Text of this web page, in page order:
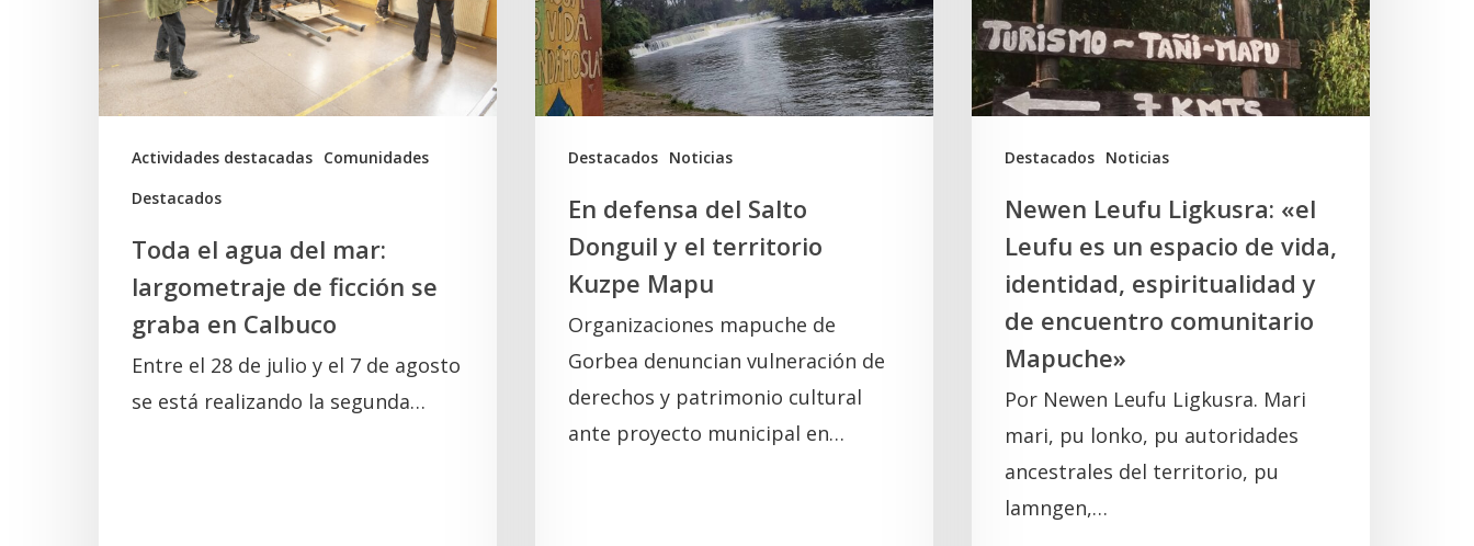
Actividades destacadas Comunidades
Destacados
mar:
largometraje
de
ficción
graba
Calbuco
Toda el agua del mar:
largometraje de ficción se
graba en Calbuco
Entre el 28 de julio y el 7 de agosto
se está realizando la segunda…
Destacados Noticias
Donguil
y
el
territorio
Kuzpe
En defensa del Salto
Donguil y el territorio
Kuzpe Mapu
Organizaciones mapuche de
Gorbea denuncian vulneración de
derechos y patrimonio cultural
ante proyecto municipal en…
Destacados Noticias
Leufu
es
un
espacio
identidad,
espiritualidad
encuentro
comunitario
Mapuche»
Newen Leufu Ligkusra: «el
Leufu es un espacio de vida,
identidad, espiritualidad y
de encuentro comunitario
Mapuche»
Por Newen Leufu Ligkusra. Mari
mari, pu lonko, pu autoridades
ancestrales del territorio, pu
lamngen,…